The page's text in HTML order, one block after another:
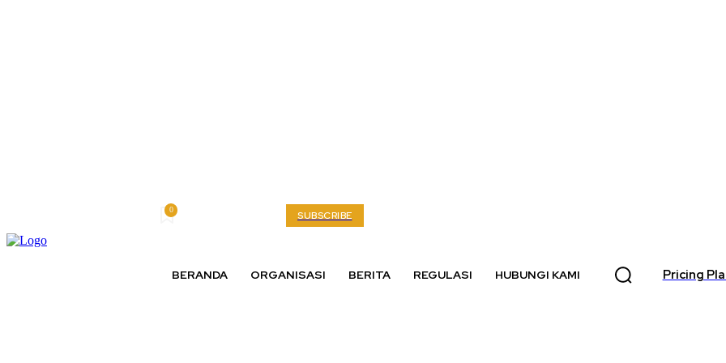
0 SUBSCRIBE
BERANDA ORGANISASI BERITA REGULASI HUBUNGI KAMI Pricing